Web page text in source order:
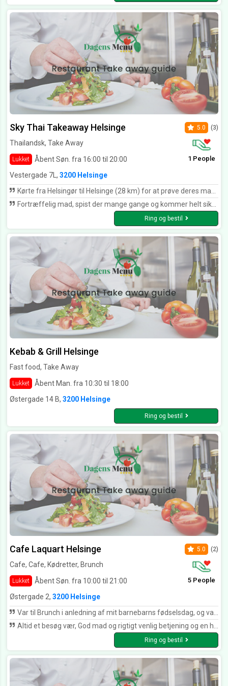
Sky Thai Takeaway Helsinge
Thailandsk, Take Away
Lukket Åbent Søn. fra 16:00 til 20:00
5.0 (3)
1 People
Vestergade 7L, 3200 Helsinge
Kørte fra Helsingør til Helsinge (28 km) for at prøve deres mad 🙏 bestilte 2 forretter og 2 hovedretter (forårsruller og Satay kylling med peanutssovs samt Pad, thai med kylling og rød karrysauce med oksekød supergod oplevelse alt smagte fantastik friske råvarer så lækkert 🙏 vi kommer helt sikkert igen
Fortræffelig mad, spist der mange gange og kommer helt sikkert igen.. maden er god og store portioner, de overholder deres tider..så 5 stjerner herfra..🤩🤩🤩🤩🤩
Ring og bestil
Kebab & Grill Helsinge
Fast food, Take Away
Lukket
Åbent Man. fra 10:30 til 18:00
Østergade 14 B, 3200 Helsinge
Ring og bestil
Cafe Laquart Helsinge
Cafe, Cafe, Kødretter, Brunch
Lukket Åbent Søn. fra 10:00 til 21:00
5.0 (2)
5 People
Østergade 2, 3200 Helsinge
Var til Brunch i anledning af mit barnebarns fødselsdag, og var godt betjent af det venlige personale, og lækkert mad. Desværre kan man kun give 5 stjerner for betjening og mad, men det var til mindst 10 stjerner.
Altid et besøg vær, God mad og rigtigt venlig betjening og en hyggelig atmosfære.
Ring og bestil